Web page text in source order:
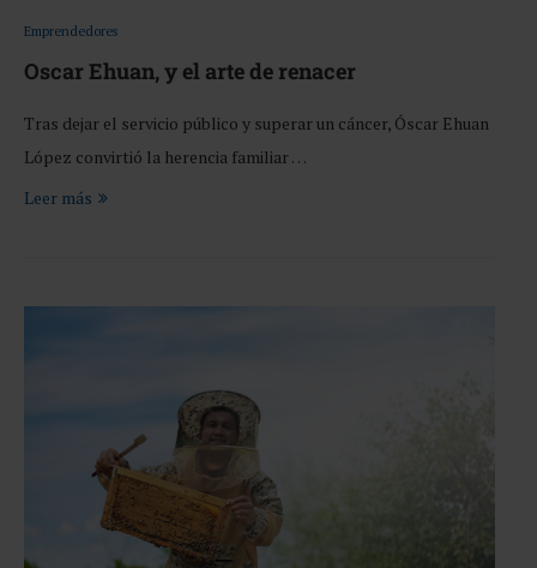
Emprendedores
Oscar Ehuan, y el arte de renacer
Tras dejar el servicio público y superar un cáncer, Óscar Ehuan
López convirtió la herencia familiar …
Leer más